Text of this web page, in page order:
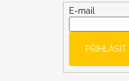
E-mail
PŘIHLÁSIT